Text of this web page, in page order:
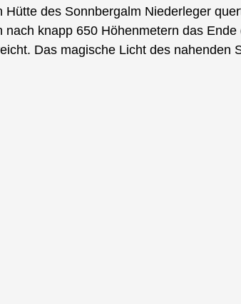
Hütte des Sonnbergalm Niederleger
nach knapp 650 Höhenmetern das
Das magische Licht des